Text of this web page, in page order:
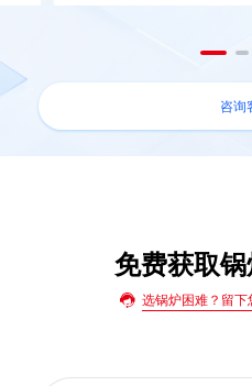
咨询
免费获取
选锅炉困难？留下